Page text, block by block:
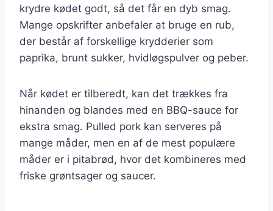
krydre kødet godt, så det får en dyb smag.
Mange opskrifter anbefaler at bruge en rub,
der består af forskellige krydderier som
paprika, brunt sukker, hvidløgspulver og peber.
Når kødet er tilberedt, kan det trækkes fra
hinanden og blandes med en BBQ-sauce for
ekstra smag. Pulled pork kan serveres på
mange måder, men en af de mest populære
måder er i pitabrød, hvor det kombineres med
friske grøntsager og saucer.